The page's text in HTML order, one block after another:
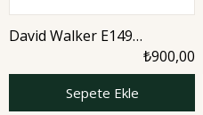
David Walker E149
Hughess 50 ml Erkek
Parfüm | Woody
₺900,00
Sepete Ekle